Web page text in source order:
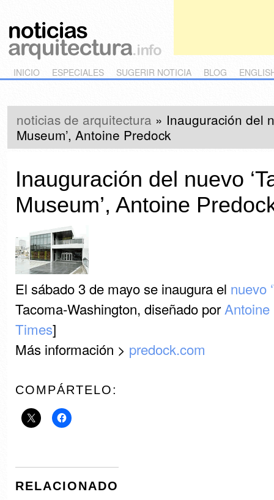
Main menu
Skip to primary content
Skip to secondary content
INICIO ESPECIALES SUGERIR NOTICIA BLOG
noticias de arquitectura » Inauguración del
Museum’, Antoine Predock
Inauguración del nuevo
Museum’, Antoine
El sábado 3 de mayo se inaugura el nuevo
Tacoma-Washington, diseñado por
Times]
Más información > predock.com
COMPÁRTELO:
RELACIONADO